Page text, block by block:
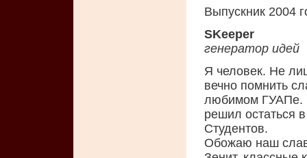
Выпускник 2004
SKeeper
генератор идей
Я человек. Не
вечно помнить
любимом ГУАПе.
решил остаться
Студентов.
Обожаю наш